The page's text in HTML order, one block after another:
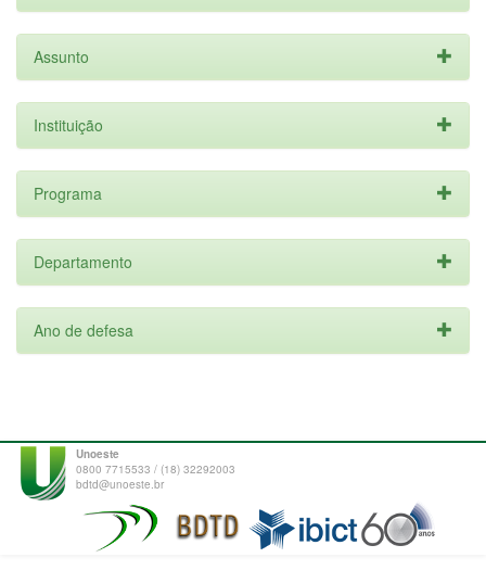
Assunto
Instituição
Programa
Departamento
Ano de defesa
Unoeste
0800 7715533 / (18) 32292003
bdtd@unoeste.br